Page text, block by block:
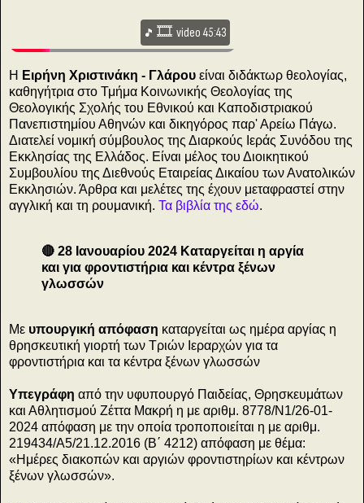
🎞️ video 45:43
Η Ειρήνη Χριστινάκη - Γλάρου είναι διδάκτωρ θεολογίας,
καθηγήτρια στο Τμήμα Κοινωνικής Θεολογίας της
Θεολογικής Σχολής του Εθνικού και Καποδιστριακού
Πανεπιστημίου Αθηνών και δικηγόρος παρ' Αρείω Πάγω.
Διατελεί νομική σύμβουλος της Διαρκούς Ιεράς Συνόδου της
Εκκλησίας της Ελλάδος. Είναι μέλος του Διοικητικού
Συμβουλίου της Διεθνούς Εταιρείας Δικαίου των Ανατολικών
Εκκλησιών. Άρθρα και μελέτες της έχουν μεταφραστεί στην
αγγλική και τη ρουμανική. Τα βιβλία της εδώ.
🔴 28 Ιανουαρίου 2024 Καταργείται η αργία
και για φροντιστήρια και κέντρα ξένων
γλωσσών
Με υπουργική απόφαση καταργείται ως ημέρα αργίας η
θρησκευτική γιορτή των Τριών Ιεραρχών για τα
φροντιστήρια και τα κέντρα ξένων γλωσσών
Υπεγράφη από την υφυπουργό Παιδείας, Θρησκευμάτων
και Αθλητισμού Ζέττα Μακρή η με αριθμ. 8778/Ν1/26-01-
2024 απόφαση με την οποία τροποποιείται η με αριθμ.
219434/Α5/21.12.2016 (Β΄ 4212) απόφαση με θέμα:
«Ημέρες διακοπών και αργιών φροντιστηρίων και κέντρων
ξένων γλωσσών».